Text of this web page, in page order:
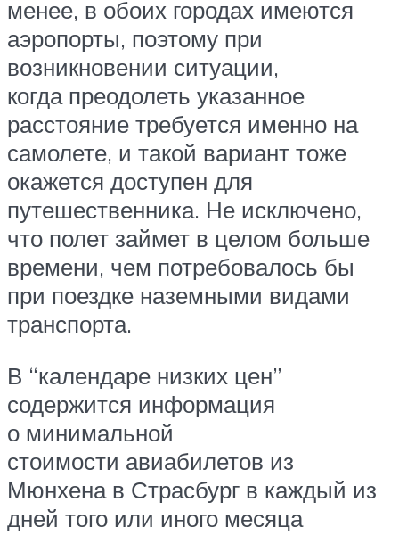
менее, в обоих городах имеются
аэропорты, поэтому при
возникновении ситуации,
когда преодолеть указанное
расстояние требуется именно на
самолете, и такой вариант тоже
окажется доступен для
путешественника. Не исключено,
что полет займет в целом больше
времени, чем потребовалось бы
при поездке наземными видами
транспорта.
В “календаре низких цен”
содержится информация
о минимальной
стоимости авиабилетов из
Мюнхена в Страсбург в каждый из
дней того или иного месяца